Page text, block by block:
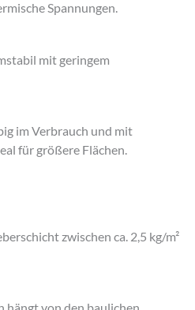
Spannungen.
mit geringem
im Verbrauch und mit
für größere Flächen.
zwischen ca. 2,5 kg/m²